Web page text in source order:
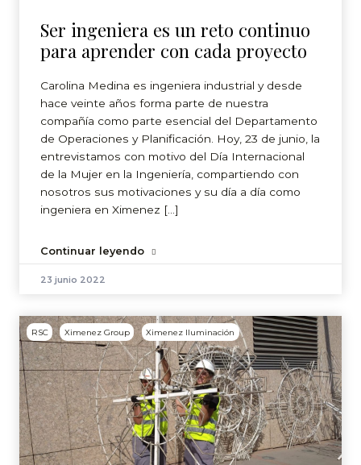
Ser ingeniera es un reto continuo
para aprender con cada proyecto
Carolina Medina es ingeniera industrial y desde
hace veinte años forma parte de nuestra
compañía como parte esencial del Departamento
de Operaciones y Planificación. Hoy, 23 de junio, la
entrevistamos con motivo del Día Internacional
de la Mujer en la Ingeniería, compartiendo con
nosotros sus motivaciones y su día a día como
ingeniera en Ximenez […]
Continuar leyendo
23 junio 2022
RSC Ximenez Group Ximenez Iluminación